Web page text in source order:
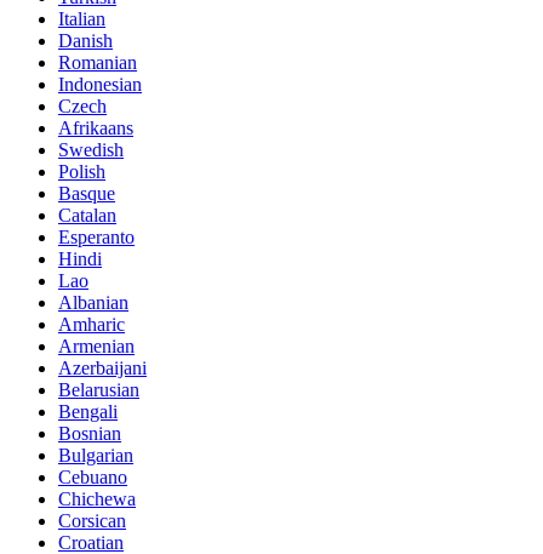
Italian
Danish
Romanian
Indonesian
Czech
Afrikaans
Swedish
Polish
Basque
Catalan
Esperanto
Hindi
Lao
Albanian
Amharic
Armenian
Azerbaijani
Belarusian
Bengali
Bosnian
Bulgarian
Cebuano
Chichewa
Corsican
Croatian